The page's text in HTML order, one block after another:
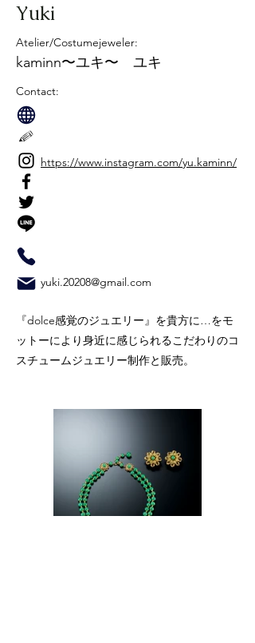
Yuki
Atelier/Costumejeweler:
kaminn〜ユキ〜 ユキ
Contact:
https://www.instagram.com/yu.kaminn/
yuki.20208@gmail.com
『dolce感覚のジュエリー』を貴方に…をモ
ットーにより身近に感じられるこだわりのコ
スチュームジュエリー制作と販売。